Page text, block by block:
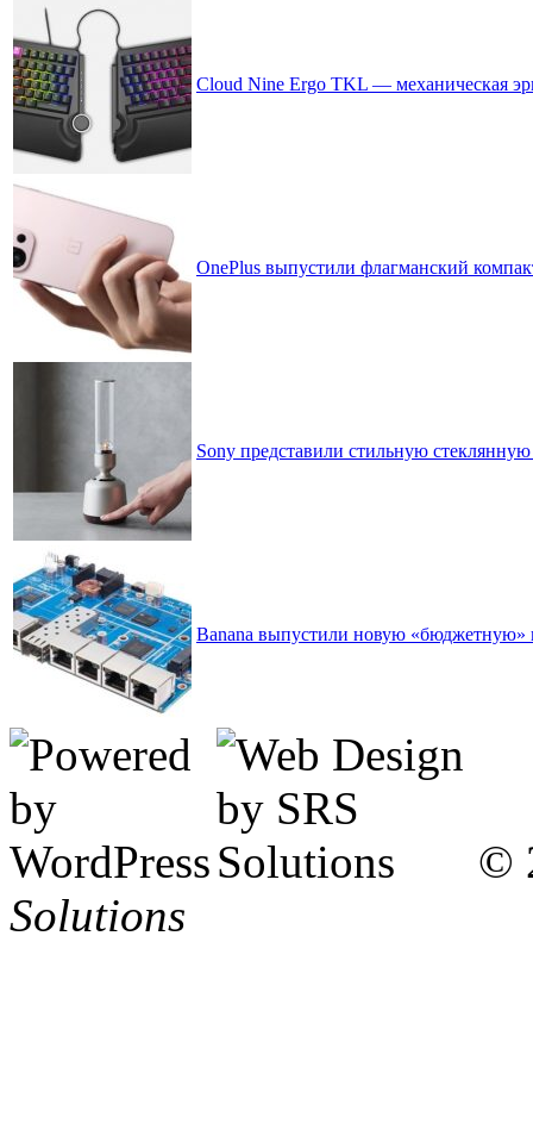
Cloud Nine Ergo TKL — механическая
OnePlus выпустили флагманский
Sony представили стильную
Banana выпустили новую «бюджетную»
©
Solutions